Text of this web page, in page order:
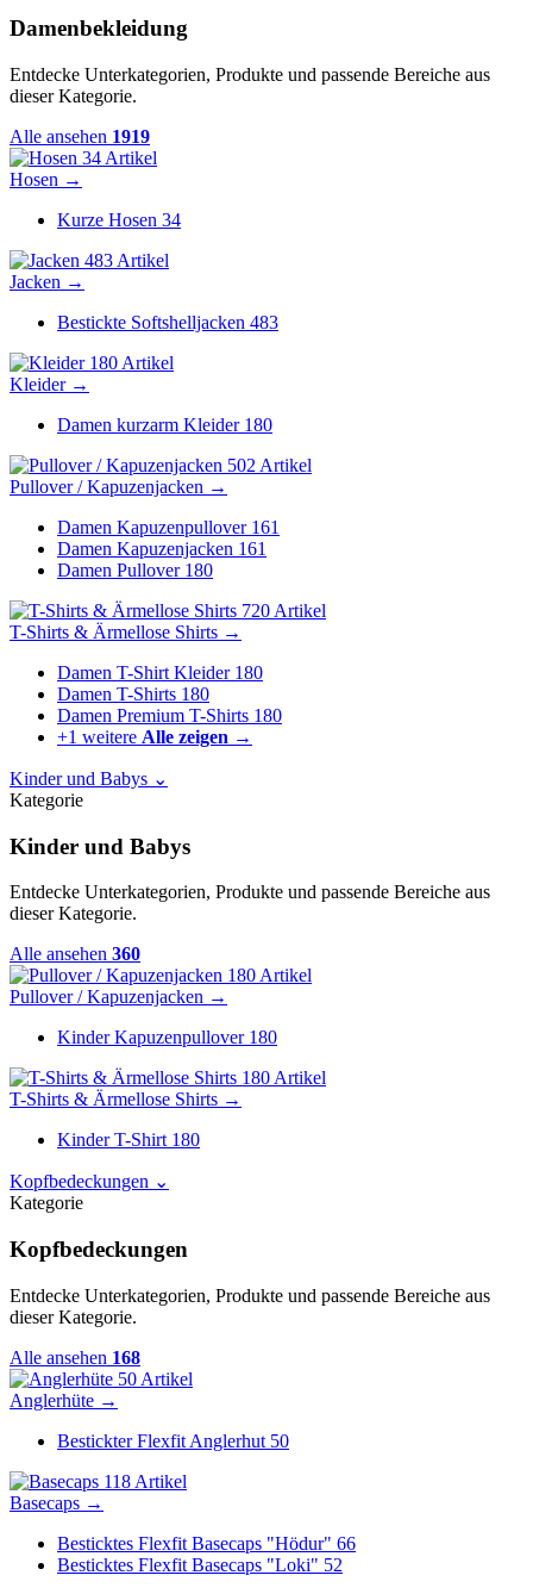
Damenbekleidung
Entdecke Unterkategorien, Produkte und passende Bereiche aus
dieser Kategorie.
Alle ansehen 1919
34 Artikel
Hosen →
Kurze Hosen 34
483 Artikel
Jacken →
Bestickte Softshelljacken 483
180 Artikel
Kleider →
Damen kurzarm Kleider 180
502 Artikel
Pullover / Kapuzenjacken →
Damen Kapuzenpullover 161
Damen Kapuzenjacken 161
Damen Pullover 180
720 Artikel
T-Shirts & Ärmellose Shirts →
Damen T-Shirt Kleider 180
Damen T-Shirts 180
Damen Premium T-Shirts 180
+1 weitere Alle zeigen →
Kinder und Babys ⌄
Kategorie
Kinder und Babys
Entdecke Unterkategorien, Produkte und passende Bereiche aus
dieser Kategorie.
Alle ansehen 360
180 Artikel
Pullover / Kapuzenjacken →
Kinder Kapuzenpullover 180
180 Artikel
T-Shirts & Ärmellose Shirts →
Kinder T-Shirt 180
Kopfbedeckungen ⌄
Kategorie
Kopfbedeckungen
Entdecke Unterkategorien, Produkte und passende Bereiche aus
dieser Kategorie.
Alle ansehen 168
50 Artikel
Anglerhüte →
Bestickter Flexfit Anglerhut 50
118 Artikel
Basecaps →
Besticktes Flexfit Basecaps "Hödur" 66
Besticktes Flexfit Basecaps "Loki" 52